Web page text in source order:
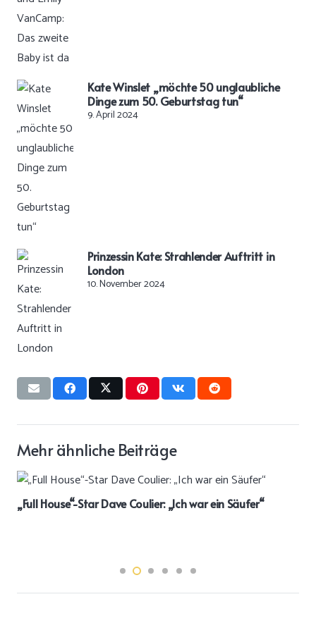
Kate Winslet „möchte 50 unglaubliche
Dinge zum 50. Geburtstag tun“
9. April 2024
Prinzessin Kate: Strahlender Auftritt in
London
10. November 2024
Mehr ähnliche Beiträge
„Full House“-Star Dave Coulier: „Ich war ein Säufer“